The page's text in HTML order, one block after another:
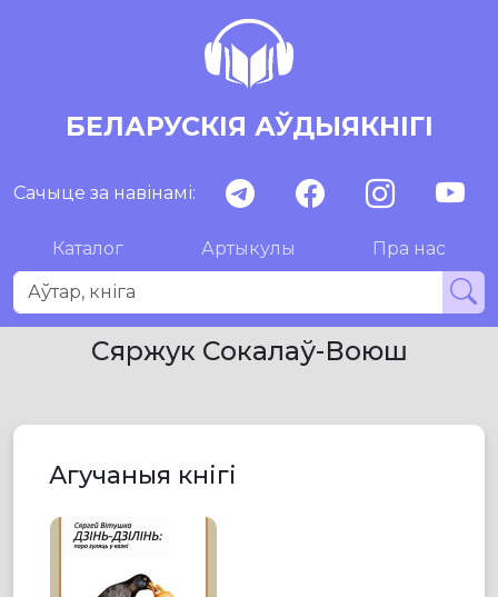
БЕЛАРУСКІЯ АЎДЫЯКНІГІ
Сачыце за навінамі:
Каталог Артыкулы Пра нас
Сяржук Сокалаў-Воюш
Агучаныя кнігі